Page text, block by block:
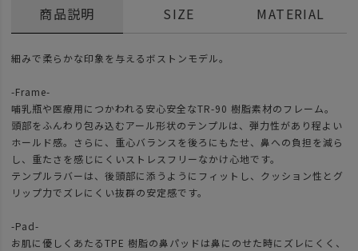
商品説明
細みで柔らかな印象を与えるボストンモデル。
-Frame-
哺乳瓶や医療用につかわれる安心安全なTR-90 樹脂素材のフレーム。
頭部をふんわり包み込むアール形状のテンプルは、弾力性があり程よい
ホールド感。さらに、重心バランスを後ろにもたせ、鼻への負担を減ら
し、重たさを感じにくいストレスフリーなかけ心地です。
テンプルラバーは、後頭部に添うようにフィットし、クッション性とグ
リップ力でズレにくい抜群の安定感です。
-Pad-
お肌に優しくあたるTPE 樹脂の鼻パッドは鼻にのせた時にズレにくく、
SIZE MATERIAL